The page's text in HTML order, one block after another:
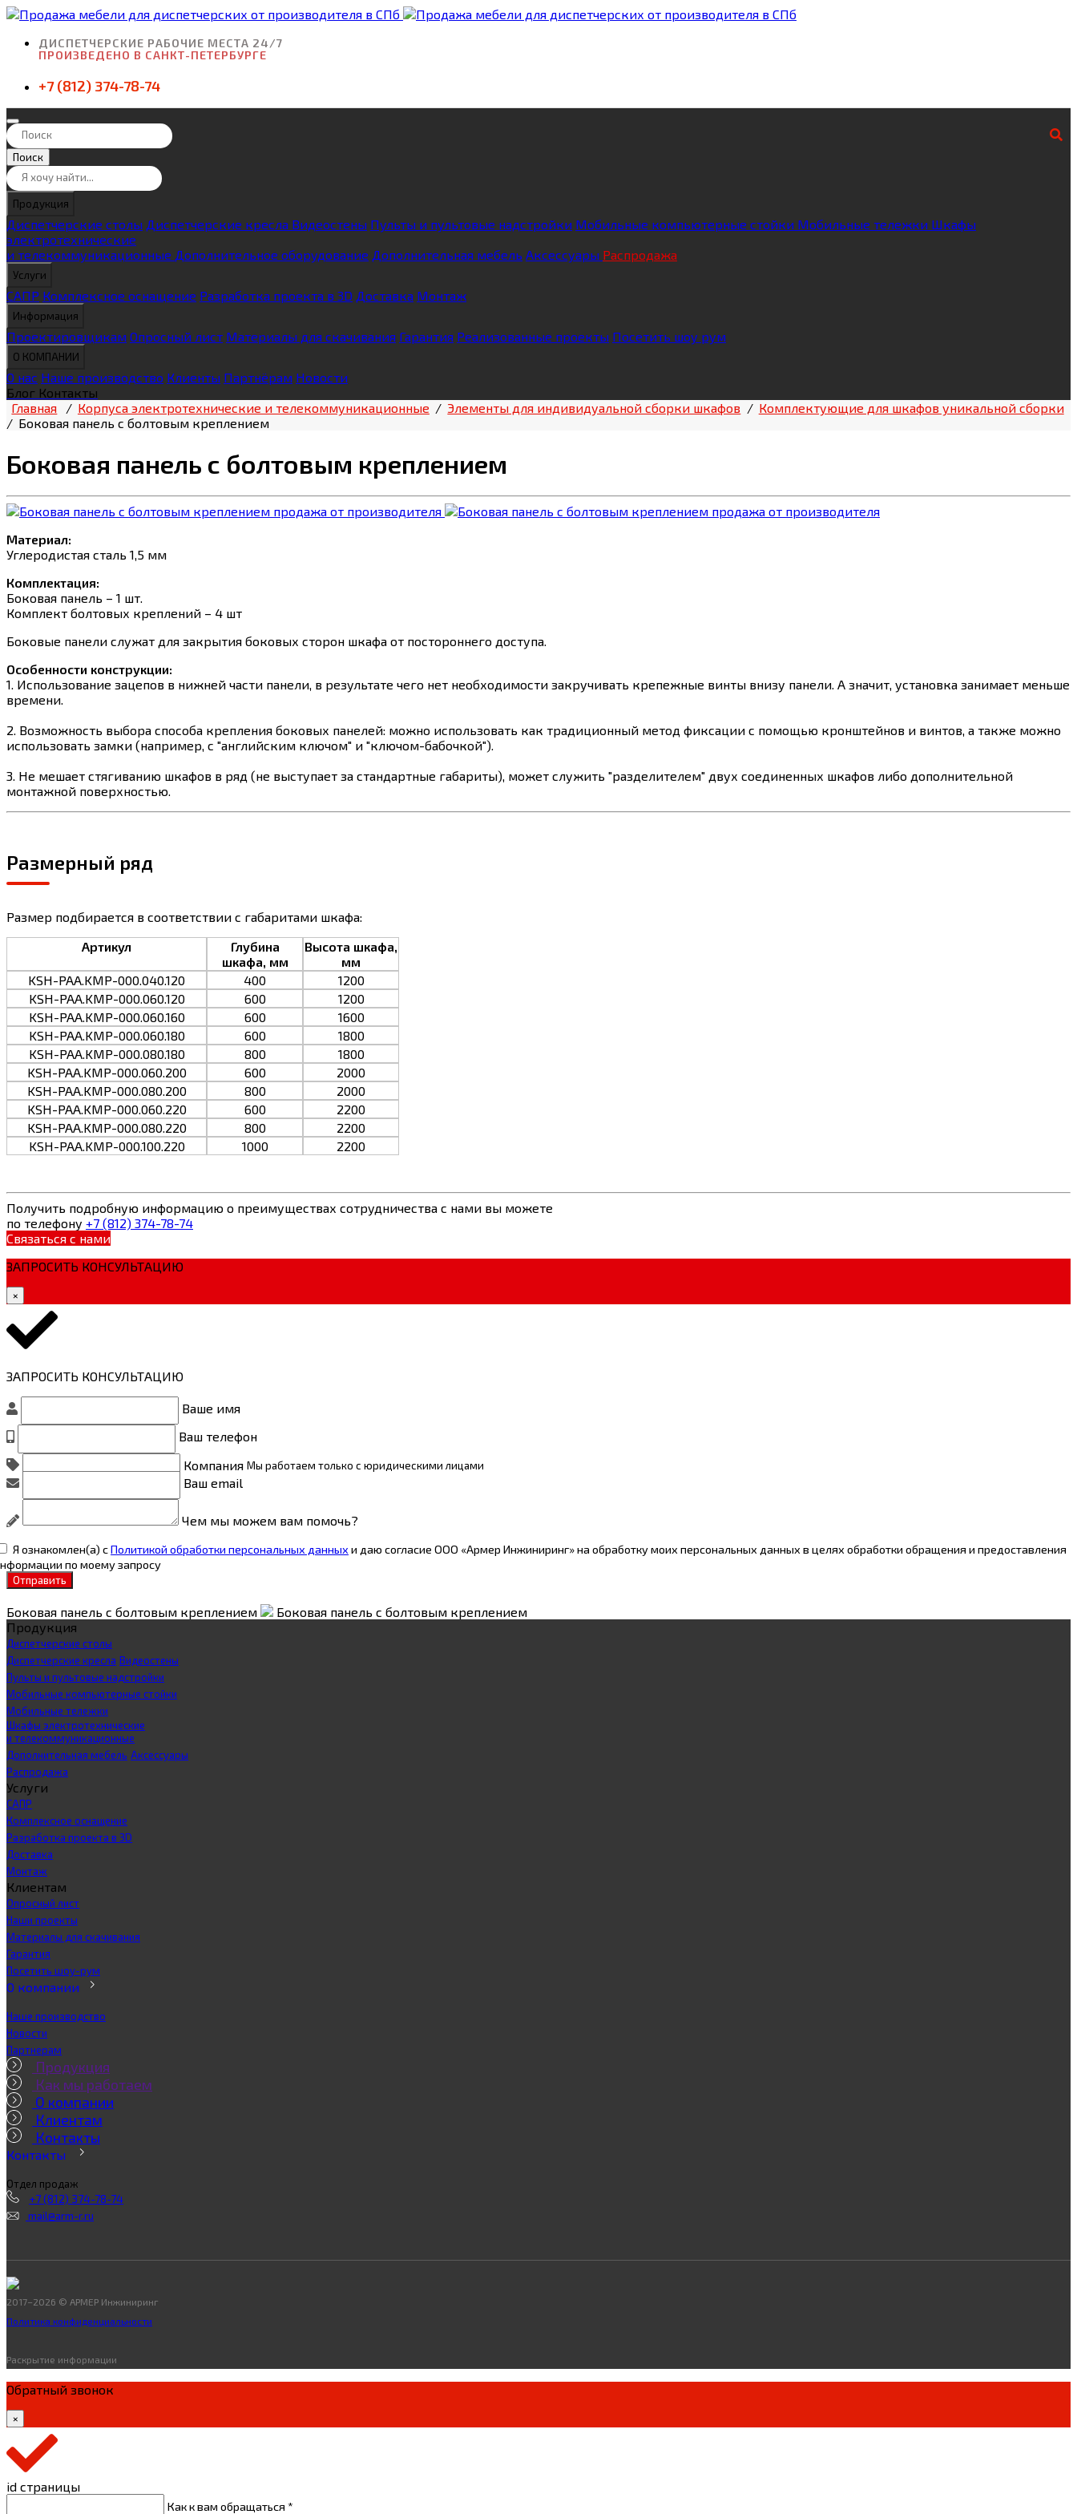
ДИСПЕТЧЕРСКИЕ РАБОЧИЕ МЕСТА 24/7
ПРОИЗВЕДЕНО В САНКТ-ПЕТЕРБУРГЕ
+7 (812) 374-78-74
Поиск
Продукция
Диспетчерские столы Диспетчерские кресла Видеостены Пульты и пультовые надстройки Мобильные компьютерные стойки Мобильные тележки Шкафы
электротехнические
и телекоммуникационные Дополнительное оборудование Дополнительная мебель Аксессуары Распродажа
Услуги
САПР Комплексное оснащение Разработка проекта в 3D Доставка Монтаж
Информация
Проектировщикам Опросный лист Материалы для скачивания Гарантия Реализованные проекты Посетить шоу рум
О КОМПАНИИ
О нас Наше производство Клиенты Партнёрам Новости
Блог Контакты
Главная
/ Корпуса электротехнические и телекоммуникационные / Элементы для индивидуальной сборки шкафов / Комплектующие для шкафов уникальной сборки
/ Боковая панель с болтовым креплением
Боковая панель с болтовым креплением
Материал:
Углеродистая сталь 1,5 мм
Комплектация:
Боковая панель – 1 шт.
Комплект болтовых креплений – 4 шт
Боковые панели служат для закрытия боковых сторон шкафа от постороннего доступа.
Особенности конструкции:
1. Использование зацепов в нижней части панели, в результате чего нет необходимости закручивать крепежные винты внизу панели. А значит, установка занимает меньше
времени.
2. Возможность выбора способа крепления боковых панелей: можно использовать как традиционный метод фиксации с помощью кронштейнов и винтов, а также можно
использовать замки (например, с "английским ключом" и "ключом-бабочкой").
3. Не мешает стягиванию шкафов в ряд (не выступает за стандартные габариты), может служить "разделителем" двух соединенных шкафов либо дополнительной
монтажной поверхностью.
Размерный ряд
Размер подбирается в соответствии с габаритами шкафа:
Артикул
Глубина
шкафа, мм
Высота шкафа,
мм
KSH-PAA.KMP-000.040.120
400
1200
KSH-PAA.KMP-000.060.120
600
1200
KSH-PAA.KMP-000.060.160
600
1600
KSH-PAA.KMP-000.060.180
600
1800
KSH-PAA.KMP-000.080.180
800
1800
KSH-PAA.KMP-000.060.200
600
2000
KSH-PAA.KMP-000.080.200
800
2000
KSH-PAA.KMP-000.060.220
600
2200
KSH-PAA.KMP-000.080.220
800
2200
KSH-PAA.KMP-000.100.220
1000 2200
Получить подробную информацию о преимуществах сотрудничества с нами вы можете
по телефону +7 (812) 374-78-74
Связаться с нами
ЗАПРОСИТЬ КОНСУЛЬТАЦИЮ
×
ЗАПРОСИТЬ КОНСУЛЬТАЦИЮ
Ваше имя
Ваш телефон
Компания Мы работаем только с юридическими лицами
Ваш email
Чем мы можем вам помочь?
Я ознакомлен(а) сПолитикой обработки персональных данных и даю согласие ООО «Армер Инжиниринг» на обработку моих персональных данных в целях обработки обращения и предоставления
по моему запросу
Отправить
Боковая панель с болтовым креплением
Боковая панель с болтовым креплением
Продукция
Диспетчерские столы
Диспетчерские кресла Видеостены
Пульты и пультовые надстройки
Мобильные компьютерные стойки
Мобильные тележки
Шкафы электротехнические
и телекоммуникационные
Дополнительная мебель Аксессуары
Распродажа
Услуги
САПР
Комплексное оснащение
Разработка проекта в 3D
Доставка
Монтаж
Клиентам
Опросный лист
Наши проекты
Материалы для скачивания
Гарантия
Посетить шоу-рум
О компании
Наше производство
Новости
Партнерам
Продукция
Как мы работаем
О компании
Клиентам
Контакты
Контакты
Отдел продаж
+7 (812) 374-78-74
mail@arm-r.ru
2017–2026 © АРМЕР Инжиниринг
Политика конфиденциальности
Раскрытие информации
Обратный звонок
×
id страницы
Как к вам обращаться *